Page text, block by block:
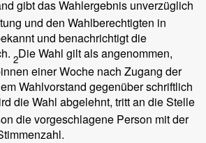
gibt das Wahlergebnis unverzüglich
und den Wahlberechtigten in
und benachrichtigt die
2Die Wahl gilt als angenommen,
einer Woche nach Zugang der
Wahlvorstand gegenüber schriftlich
die Wahl abgelehnt, tritt an die Stelle
die vorgeschlagene Person mit der